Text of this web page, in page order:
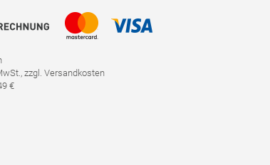
zzgl. Versandkosten
€